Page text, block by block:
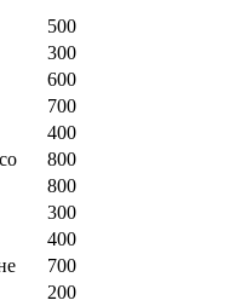
500
300
600
700
400
800
800
300
400
700
200